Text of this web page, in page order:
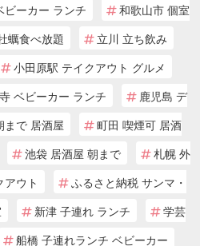
ビーカー ランチ
和歌山市 個室
蠣食べ放題
立川 立ち飲み
小田原駅 テイクアウト グルメ
ベビーカー ランチ
鹿児島 デ
まで 居酒屋
町田 喫煙可 居酒
池袋 居酒屋 朝まで
札幌 外
ウト
ふるさと納税 サンマ・
新津 子連れ ランチ
学芸
船橋 子連れランチ ベビーカー